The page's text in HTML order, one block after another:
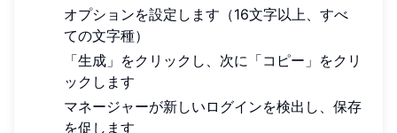
オプションを設定します（16文字以上、すべ
ての文字種）
「生成」をクリックし、次に「コピー」をクリ
ックします
マネージャーが新しいログインを検出し、保存
を促します